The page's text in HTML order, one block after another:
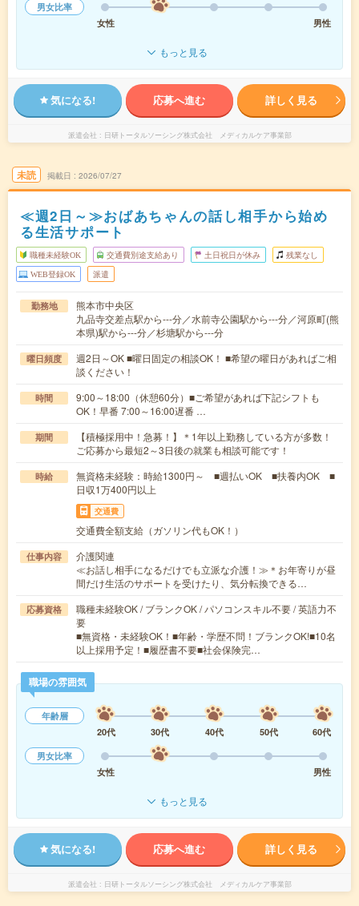
男女比率
女性
男性
もっと見る
気になる! 応募へ進む 詳しく見る
派遣会社 日研トータルソーシング株式会社 メディカルケア事業部
未読 掲載日 2026/07/27
≪週2日～≫おばあちゃんの話し相手から始め
る生活サポート
職種未経験OK 交通費別途支給あり 土日祝日が休み 残業なし
WEB登録OK 派遣
勤務地
熊本市中央区
九品寺交差点駅から---分／水前寺公園駅から---分／河原町(熊
本県)駅から---分／杉塘駅から---分
曜日頻度
週2日～OK ■曜日固定の相談OK！ ■希望の曜日があればご相
談ください！
時間
9:00～18:00（休憩60分）■ご希望があれば下記シフトも
OK！早番 7:00～16:00遅番 …
期間
【積極採用中！急募！】＊1年以上勤務している方が多数！
ご応募から最短2～3日後の就業も相談可能です！
時給
無資格未経験：時給1300円～ ■週払いOK ■扶養内OK ■
日収1万400円以上
交通費
交通費全額支給（ガソリン代もOK！）
仕事内容
介護関連
≪お話し相手になるだけでも立派な介護！≫＊お年寄りが昼
間だけ生活のサポートを受けたり、気分転換できる…
応募資格
職種未経験OK / ブランクOK / パソコンスキル不要 / 英語力不
要
■無資格・未経験OK！■年齢・学歴不問！ブランクOK!■10名
以上採用予定！■履歴書不要■社会保険完…
職場の雰囲気
年齢層
20代
30代 40代 50代
60代
男女比率
女性
男性
もっと見る
気になる! 応募へ進む 詳しく見る
派遣会社 日研トータルソーシング株式会社 メディカルケア事業部